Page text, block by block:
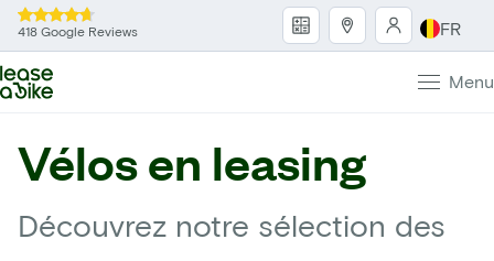
418 Google Reviews FR
Menu
Vélos en leasing
Découvrez notre sélection des